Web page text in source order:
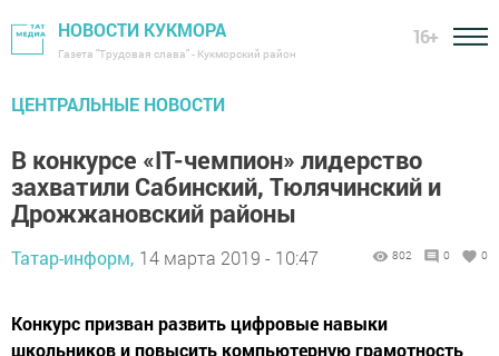
НОВОСТИ КУКМОРА
Газета "Трудовая слава" - Кукморский район
16+
ЦЕНТРАЛЬНЫЕ НОВОСТИ
В конкурсе «IT-чемпион» лидерство
захватили Сабинский, Тюлячинский и
Дрожжановский районы
Татар-информ, 14 марта 2019 - 10:47 802 0 0
Конкурс призван развить цифровые навыки
школьников и повысить компьютерную грамотность